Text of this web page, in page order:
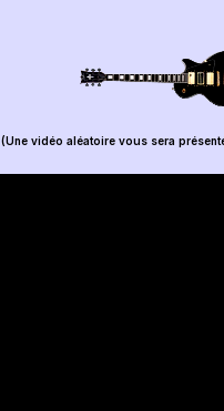
(Une vidéo aléatoire vous sera